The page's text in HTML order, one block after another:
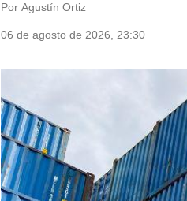
Por Agustín Ortiz
06 de agosto de 2026, 23:30